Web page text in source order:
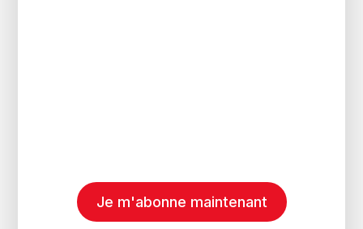
Je m'abonne maintenant